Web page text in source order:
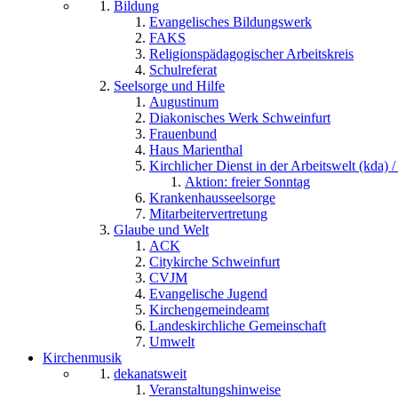
Bildung
Evangelisches Bildungswerk
FAKS
Religionspädagogischer Arbeitskreis
Schulreferat
Seelsorge und Hilfe
Augustinum
Diakonisches Werk Schweinfurt
Frauenbund
Haus Marienthal
Kirchlicher Dienst in der Arbeitswelt (kda) /
Aktion: freier Sonntag
Krankenhausseelsorge
Mitarbeitervertretung
Glaube und Welt
ACK
Citykirche Schweinfurt
CVJM
Evangelische Jugend
Kirchengemeindeamt
Landeskirchliche Gemeinschaft
Umwelt
Kirchenmusik
dekanatsweit
Veranstaltungshinweise